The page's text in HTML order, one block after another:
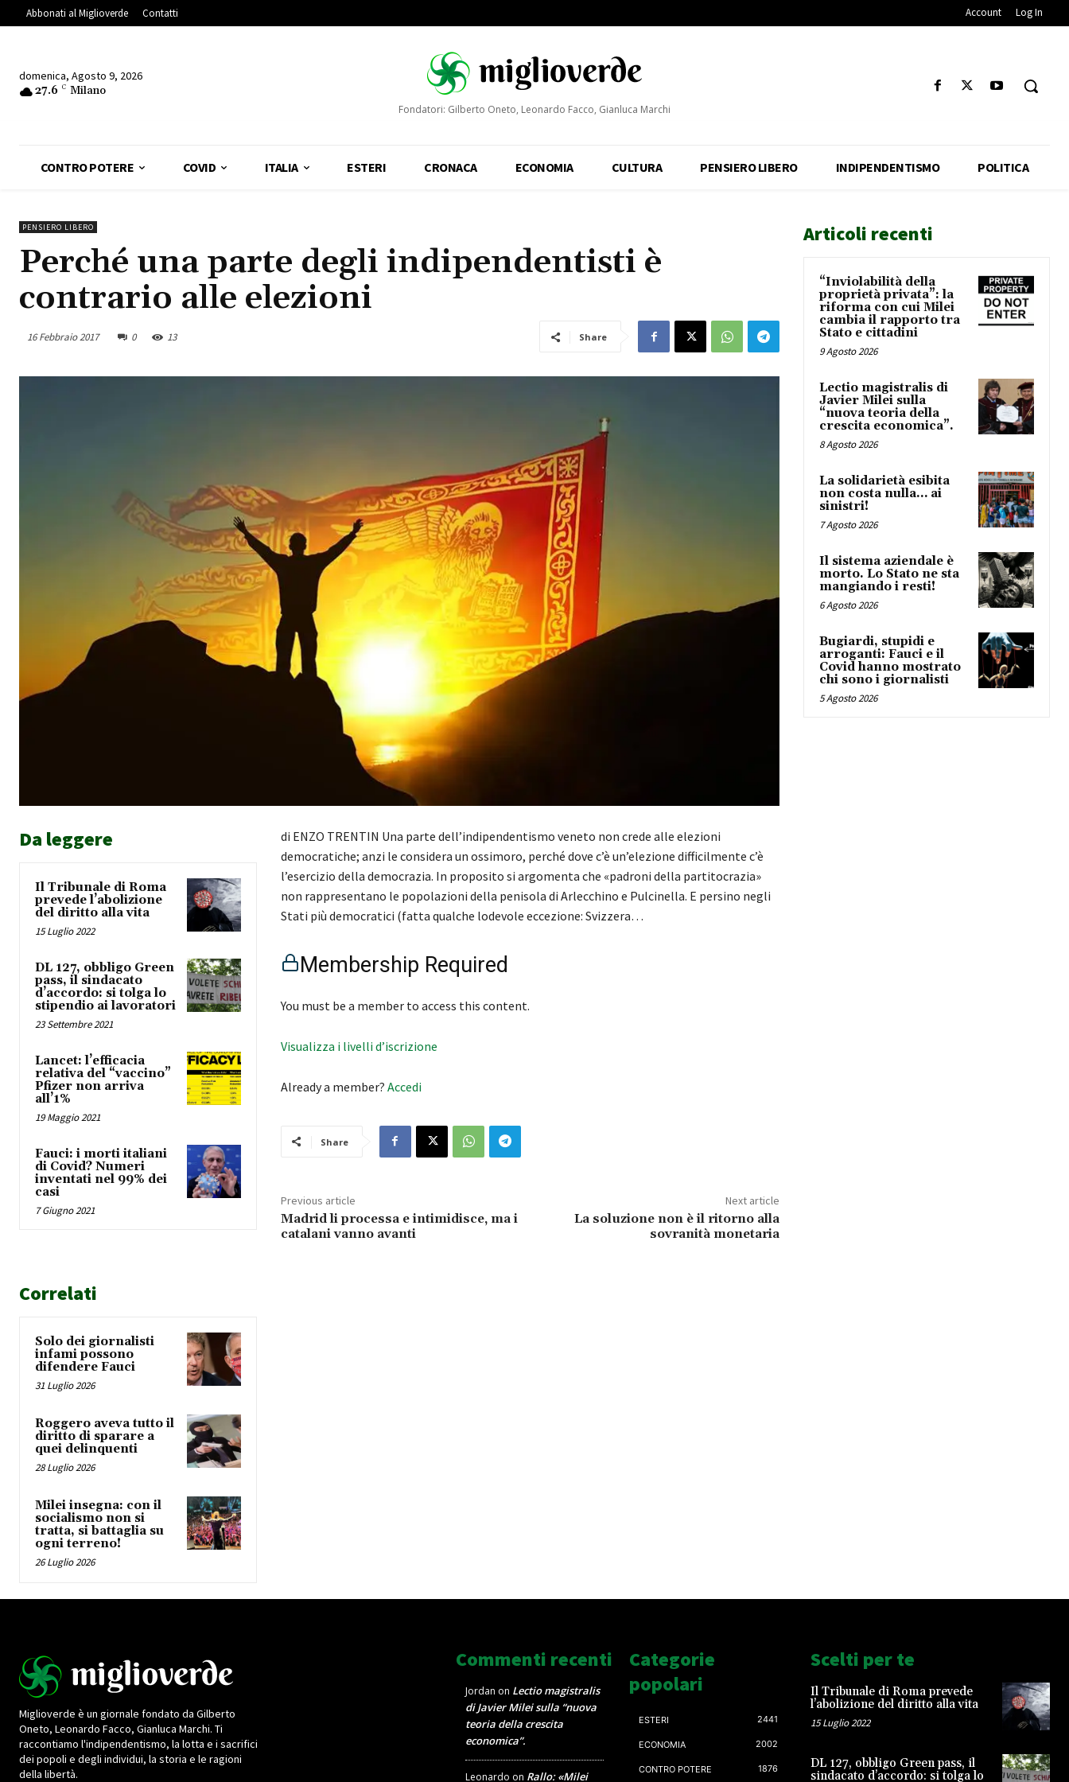
Abbonati al Miglioverde Contatti Account Log In
domenica, Agosto 9, 2026
27.6 C Milano
Fondatori: Gilberto Oneto, Leonardo Facco, Gianluca Marchi
CONTRO POTERE COVID ITALIA ESTERI CRONACA ECONOMIA CULTURA PENSIERO LIBERO INDIPENDENTISMO POLITICA
PENSIERO LIBERO
Perché una parte degli indipendentisti è
contrario alle elezioni
16 Febbraio 2017 0 13 Share
Da leggere
Il Tribunale di Roma
prevede l’abolizione
del diritto alla vita
15 Luglio 2022
DL 127, obbligo Green
pass, il sindacato
d’accordo: si tolga lo
stipendio ai lavoratori
23 Settembre 2021
Lancet: l’efficacia
relativa del “vaccino”
Pfizer non arriva
all’1%
19 Maggio 2021
Fauci: i morti italiani
di Covid? Numeri
inventati nel 99% dei
casi
7 Giugno 2021
di ENZO TRENTIN Una parte dell’indipendentismo veneto non crede alle elezioni
democratiche; anzi le considera un ossimoro, perché dove c’è un’elezione difficilmente c’è
l’esercizio della democrazia. In proposito si argomenta che «padroni della partitocrazia»
non rappresentano le popolazioni della penisola di Arlecchino e Pulcinella. E persino negli
Stati più democratici (fatta qualche lodevole eccezione: Svizzera…
Membership Required
You must be a member to access this content.
Visualizza i livelli d’iscrizione
Already a member? Accedi
Share
Previous article
Madrid li processa e intimidisce, ma i
catalani vanno avanti
Next article
La soluzione non è il ritorno alla
sovranità monetaria
Correlati
Solo dei giornalisti
infami possono
difendere Fauci
31 Luglio 2026
Roggero aveva tutto il
diritto di sparare a
quei delinquenti
28 Luglio 2026
Milei insegna: con il
socialismo non si
tratta, si battaglia su
ogni terreno!
26 Luglio 2026
Articoli recenti
“Inviolabilità della
proprietà privata”: la
riforma con cui Milei
cambia il rapporto tra
Stato e cittadini
9 Agosto 2026
Lectio magistralis di
Javier Milei sulla
“nuova teoria della
crescita economica”.
8 Agosto 2026
La solidarietà esibita
non costa nulla… ai
sinistri!
7 Agosto 2026
Il sistema aziendale è
morto. Lo Stato ne sta
mangiando i resti!
6 Agosto 2026
Bugiardi, stupidi e
arroganti: Fauci e il
Covid hanno mostrato
chi sono i giornalisti
5 Agosto 2026
Miglioverde è un giornale fondato da Gilberto
Oneto, Leonardo Facco, Gianluca Marchi. Ti
raccontiamo l'indipendentismo, la lotta e i sacrifici
dei popoli e degli individui, la storia e le ragioni
della libertà.
Commenti recenti
Jordan on Lectio magistralis
di Javier Milei sulla “nuova
teoria della crescita
economica”.
Leonardo on Rallo: «Milei
Categorie
popolari
ESTERI 2441
ECONOMIA 2002
CONTRO POTERE 1876
Scelti per te
Il Tribunale di Roma prevede
l’abolizione del diritto alla vita
15 Luglio 2022
DL 127, obbligo Green pass, il
sindacato d’accordo: si tolga lo